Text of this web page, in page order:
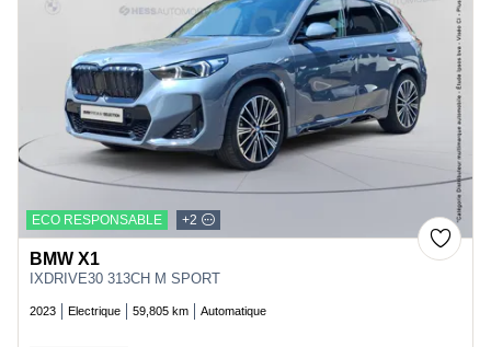
ECO RESPONSABLE +2
BMW X1
IXDRIVE30 313CH M SPORT
2023 Electrique 59,805 km Automatique